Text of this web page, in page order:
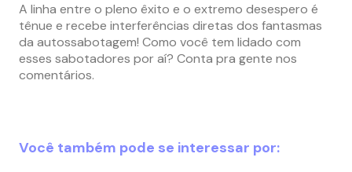
A linha entre o pleno êxito e o extremo desespero é
tênue e recebe interferências diretas dos fantasmas
da autossabotagem! Como você tem lidado com
esses sabotadores por aí? Conta pra gente nos
comentários.
Você também pode se interessar por: